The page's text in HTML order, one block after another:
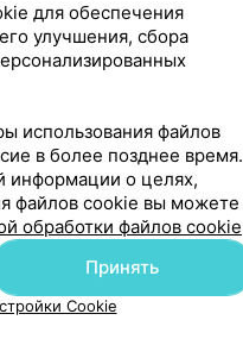
для обеспечения
улучшения, сбора
использования файлов
в более позднее время.
информации о целях,
файлов cookie вы можете
обработки файлов cookie
Принять
Cookie